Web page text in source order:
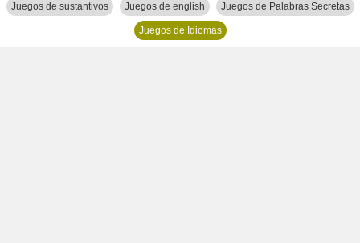
Juegos de sustantivos Juegos de english Juegos de Palabras Secretas
Juegos de Idiomas